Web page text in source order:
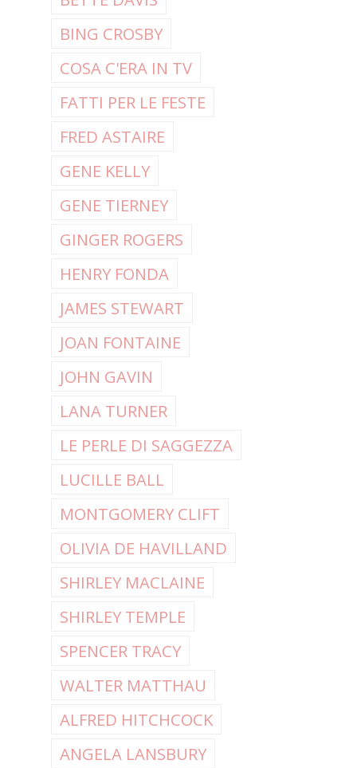
BING CROSBY
COSA C'ERA IN TV
FATTI PER LE FESTE
FRED ASTAIRE
GENE KELLY
GENE TIERNEY
GINGER ROGERS
HENRY FONDA
JAMES STEWART
JOAN FONTAINE
JOHN GAVIN
LANA TURNER
LE PERLE DI SAGGEZZA
LUCILLE BALL
MONTGOMERY CLIFT
OLIVIA DE HAVILLAND
SHIRLEY MACLAINE
SHIRLEY TEMPLE
SPENCER TRACY
WALTER MATTHAU
ALFRED HITCHCOCK
ANGELA LANSBURY